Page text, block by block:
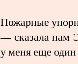
Пожарные
— сказала нам
у меня еще